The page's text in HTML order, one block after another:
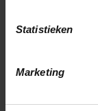
Statistieken
Marketing
samen op zoek
lengte, flex en